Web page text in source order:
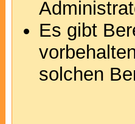
Es gibt
solchen